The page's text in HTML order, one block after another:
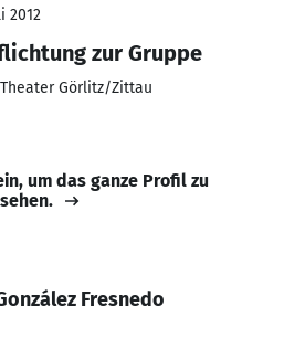
2012
zur Gruppe
Görlitz/Zittau
um das ganze Profil zu
sehen.
Fresnedo